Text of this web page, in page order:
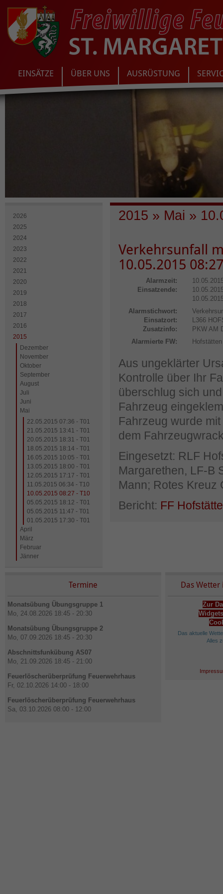
EINSÄTZE ÜBER UNS AUSRÜSTUNG
2026
2025
2024
2023
2022
2021
2020
2019
2018
2017
2016
2015
Dezember
November
Oktober
September
August
Juli
Juni
Mai
22.05.2015 07:36 - T01
21.05.2015 13:41 - T01
20.05.2015 18:31 - T01
18.05.2015 18:14 - T01
16.05.2015 10:05 - T01
13.05.2015 18:00 - T01
12.05.2015 17:17 - T01
11.05.2015 06:34 - T10
10.05.2015 08:27 - T10
05.05.2015 18:12 - T01
05.05.2015 11:47 - T01
01.05.2015 17:30 - T01
April
März
Februar
Jänner
2015 » Mai »
Verkehrsunfall
10.05.2015
Alarmzeit:
Einsatzende:
Alarmstichwort:
Einsatzort:
L366
Zusatzinfo:
PKW AM
Alarmierte FW:
Aus ungeklärter
Kontrolle über Ihr
überschlug sich
Fahrzeug
Fahrzeug wurde
dem
Eingesetzt: RLF
Margarethen, LF-B
Mann; Rotes Kreuz
Bericht: FF
Termine
Monatsübung Übungsgruppe 1
Mo, 24.08.2026 18:45 - 20:30
Monatsübung Übungsgruppe 2
Mo, 07.09.2026 18:45 - 20:30
Abschnittsfunkübung AS07
Mo, 21.09.2026 18:45 - 21:00
Feuerlöscherüberprüfung Feuerwehrhaus
Fr, 02.10.2026 14:00 - 18:00
Feuerlöscherüberprüfung Feuerwehrhaus
Sa, 03.10.2026 08:00 - 12:00
Das Wetter
Zur
Das aktuelle
Alles